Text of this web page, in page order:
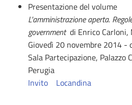
Presentazione del volume
L'amministrazione aperta.
government di Enrico
Giovedì 20 novembre 2014 -
Sala Partecipazione, Palazzo
Perugia
Invito
Locandina